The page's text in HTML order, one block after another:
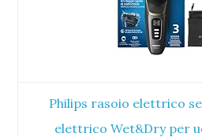
Philips rasoio elettrico
elettrico Wet&Dry per